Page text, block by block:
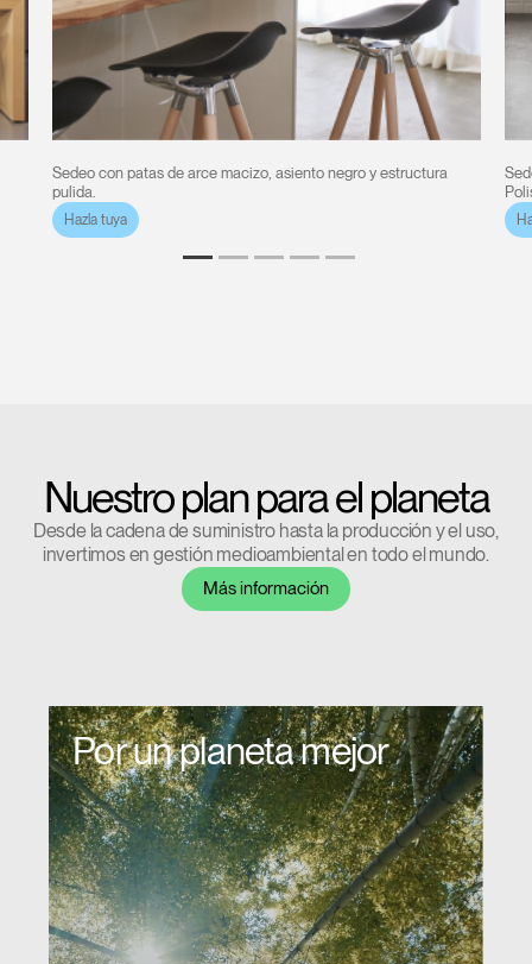
Seleccione su ubicación
¿Ha olvidado su
contraseña?
España
Select
Region
REGISTRO
ENTRAR
Sedeo con patas de arce macizo, asiento negro y estructura
pulida.
Hazla tuya
Nuestro plan para el planeta
Desde la cadena de suministro hasta la producción y el uso,
invertimos en gestión medioambiental en todo el mundo.
Más información
Por un planeta mejor